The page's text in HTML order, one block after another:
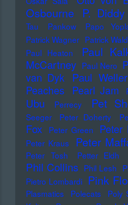
Osbourne
P. Diddy
Tau
Pankow Papo
Patrick Wagner Patrick
Paul Heaton Paul
McCartney Paul Nero
van Dyk Paul Weller
Peaches Pearl Jam
Ubu
Perrecy Pet
Seeger
Peter Doherty
Fox
Peter Green Peter
Peter Kraus
Peter
Peter Tosh
Petter Eldh
Phil Collins Phil Lesh
Pietro Lombardi
Pink
Plasmatics
Polecats Poly